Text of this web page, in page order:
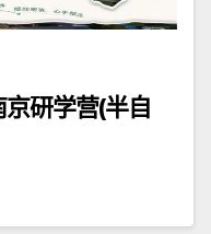
研学营(半自